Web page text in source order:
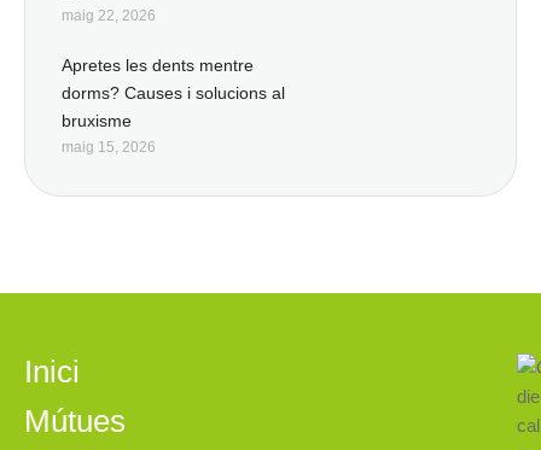
maig 22, 2026
Apretes les dents mentre
dorms? Causes i solucions al
bruxisme
maig 15, 2026
Inici
Mútues